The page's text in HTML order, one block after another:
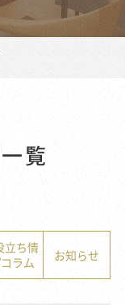
覧
立ち情
ラム
お知らせ